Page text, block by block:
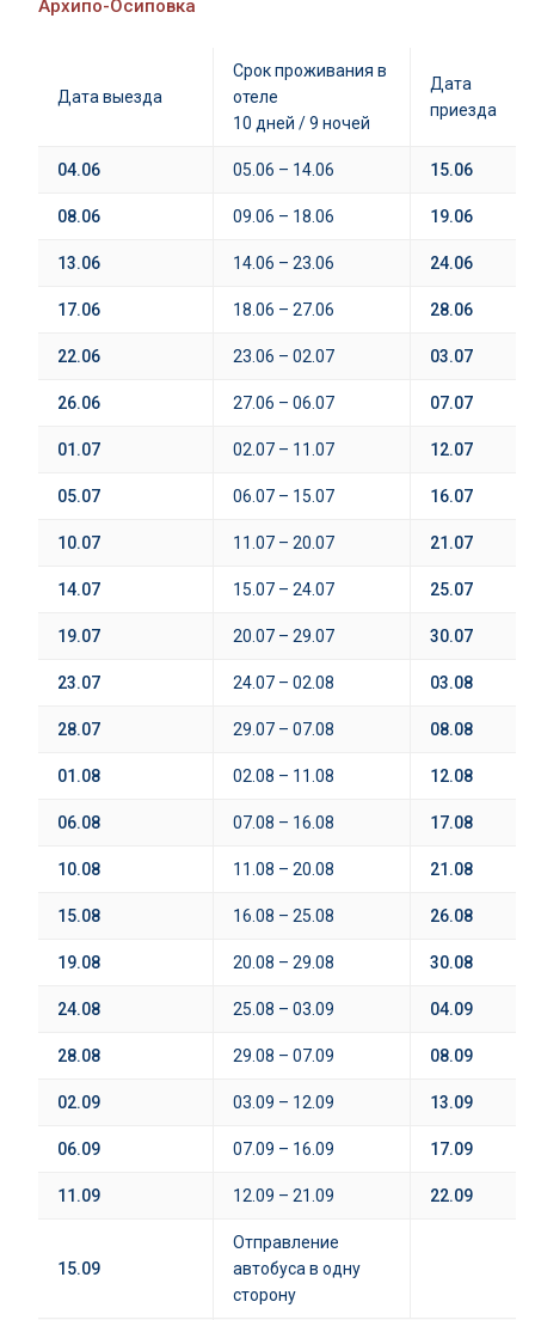
Архипо-Осиповка
Дата выезда
Срок проживания в
отеле
10 дней / 9 ночей
Дата
приезда
04.06 05.06 – 14.06 15.06
08.06 09.06 – 18.06 19.06
13.06 14.06 – 23.06 24.06
17.06 18.06 – 27.06 28.06
22.06 23.06 – 02.07 03.07
26.06 27.06 – 06.07 07.07
01.07 02.07 – 11.07 12.07
05.07 06.07 – 15.07 16.07
10.07 11.07 – 20.07 21.07
14.07 15.07 – 24.07 25.07
19.07 20.07 – 29.07 30.07
23.07 24.07 – 02.08 03.08
28.07 29.07 – 07.08 08.08
01.08 02.08 – 11.08 12.08
06.08 07.08 – 16.08 17.08
10.08 11.08 – 20.08 21.08
15.08 16.08 – 25.08 26.08
19.08 20.08 – 29.08 30.08
24.08 25.08 – 03.09 04.09
28.08 29.08 – 07.09 08.09
02.09 03.09 – 12.09 13.09
06.09 07.09 – 16.09 17.09
11.09 12.09 – 21.09 22.09
15.09
Отправление
автобуса в одну
сторону